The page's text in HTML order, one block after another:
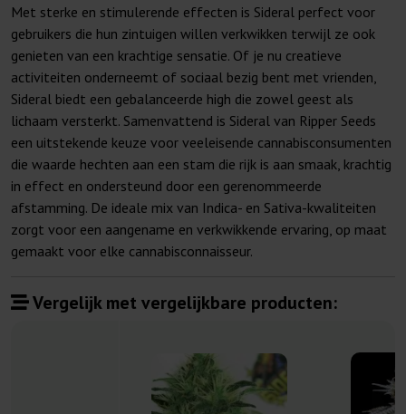
Met sterke en stimulerende effecten is Sideral perfect voor
gebruikers die hun zintuigen willen verkwikken terwijl ze ook
genieten van een krachtige sensatie. Of je nu creatieve
activiteiten onderneemt of sociaal bezig bent met vrienden,
Sideral biedt een gebalanceerde high die zowel geest als
lichaam versterkt. Samenvattend is Sideral van Ripper Seeds
een uitstekende keuze voor veeleisende cannabisconsumenten
die waarde hechten aan een stam die rijk is aan smaak, krachtig
in effect en ondersteund door een gerenommeerde
afstamming. De ideale mix van Indica- en Sativa-kwaliteiten
zorgt voor een aangename en verkwikkende ervaring, op maat
gemaakt voor elke cannabisconnaisseur.
Vergelijk met vergelijkbare producten: